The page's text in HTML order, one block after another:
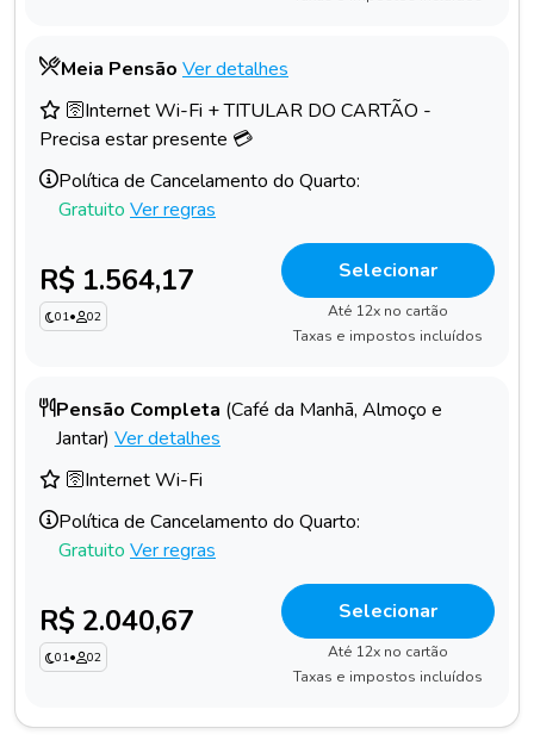
Meia Pensão Ver detalhes
🛜Internet Wi-Fi + TITULAR DO CARTÃO -
Precisa estar presente 💳
Política de Cancelamento do Quarto:
Gratuito Ver regras
R$ 1.564,17
01• 02
Selecionar
Até 12x no cartão
Taxas e impostos incluídos
Pensão Completa (Café da Manhã, Almoço e
Jantar) Ver detalhes
🛜Internet Wi-Fi
Política de Cancelamento do Quarto:
Gratuito Ver regras
R$ 2.040,67
01• 02
Selecionar
Até 12x no cartão
Taxas e impostos incluídos